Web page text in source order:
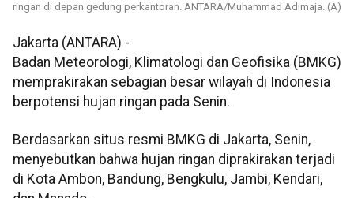
ringan di depan gedung perkantoran. ANTARA/Muhammad Adimaja. (A)
Jakarta (ANTARA) -
Badan Meteorologi, Klimatologi dan Geofisika (BMKG)
memprakirakan sebagian besar wilayah di Indonesia
berpotensi hujan ringan pada Senin.
Berdasarkan situs resmi BMKG di Jakarta, Senin,
menyebutkan bahwa hujan ringan diprakirakan terjadi
di Kota Ambon, Bandung, Bengkulu, Jambi, Kendari,